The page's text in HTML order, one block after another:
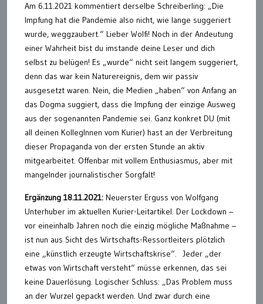
Am 6.11.2021 kommentiert derselbe Schreiberling: „Die
Impfung hat die Pandemie also nicht, wie lange suggeriert
wurde, weggzaubert.“ Lieber Wolfi! Noch in der Andeutung
einer Wahrheit bist du imstande deine Leser und dich
selbst zu belügen! Es „wurde“ nicht seit langem suggeriert,
denn das war kein Naturereignis, dem wir passiv
ausgesetzt waren. Nein, die Medien „haben“ von Anfang an
das Dogma suggiert, dass die Impfung der einzige Ausweg
aus der sogenannten Pandemie sei. Ganz konkret DU (mit
all deinen KollegInnen vom Kurier) hast an der Verbreitung
dieser Propaganda von der ersten Stunde an aktiv
mitgearbeitet. Offenbar mit vollem Enthusiasmus, aber mit
mangelnder journalistischer Sorgfalt!
Ergänzung 18.11.2021: Neuerster Erguss von Wolfgang
Unterhuber im aktuellen Kurier-Leitartikel. Der Lockdown –
vor eineinhalb Jahren noch die einzig mögliche Maßnahme –
ist nun aus Sicht des Wirtschafts-Ressortleiters plötzlich
eine „künstlich erzeugte Wirtschaftskrise“. Jeder „der
etwas von Wirtschaft versteht“ müsse erkennen, das sei
keine Dauerlösung. Logischer Schluss: „Das Problem muss
an der Wurzel gepackt werden. Und zwar durch eine